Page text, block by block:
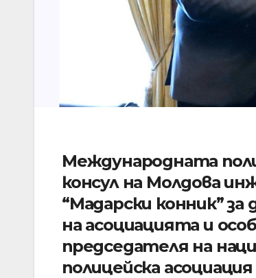
Международната
консул на Молдова
“Мадарски конник”
на асоциацията и
председателя на
полицейска